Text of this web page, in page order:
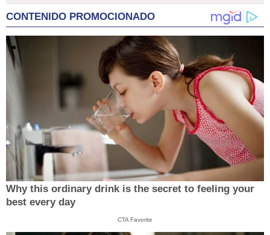
CONTENIDO PROMOCIONADO
Why this ordinary drink is the secret to feeling your
best every day
CTA Favorite